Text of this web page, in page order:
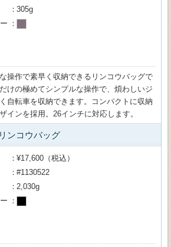
305g
操作で素早く収納できるリンコウバッグで
けの極めてシンプルな操作で、煩わしいジ
自転車を収納できます。コンパクトに収納
インを採用。26インチに対応します。
ンコウバッグ
¥17,600（税込）
#1130522
2,030g